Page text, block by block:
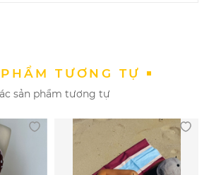
TƯƠNG TỰ
sản phẩm tương tự